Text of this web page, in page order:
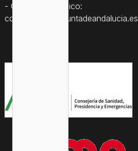
- Correo electrónico:
consejera.csc@juntadeandalucia.es